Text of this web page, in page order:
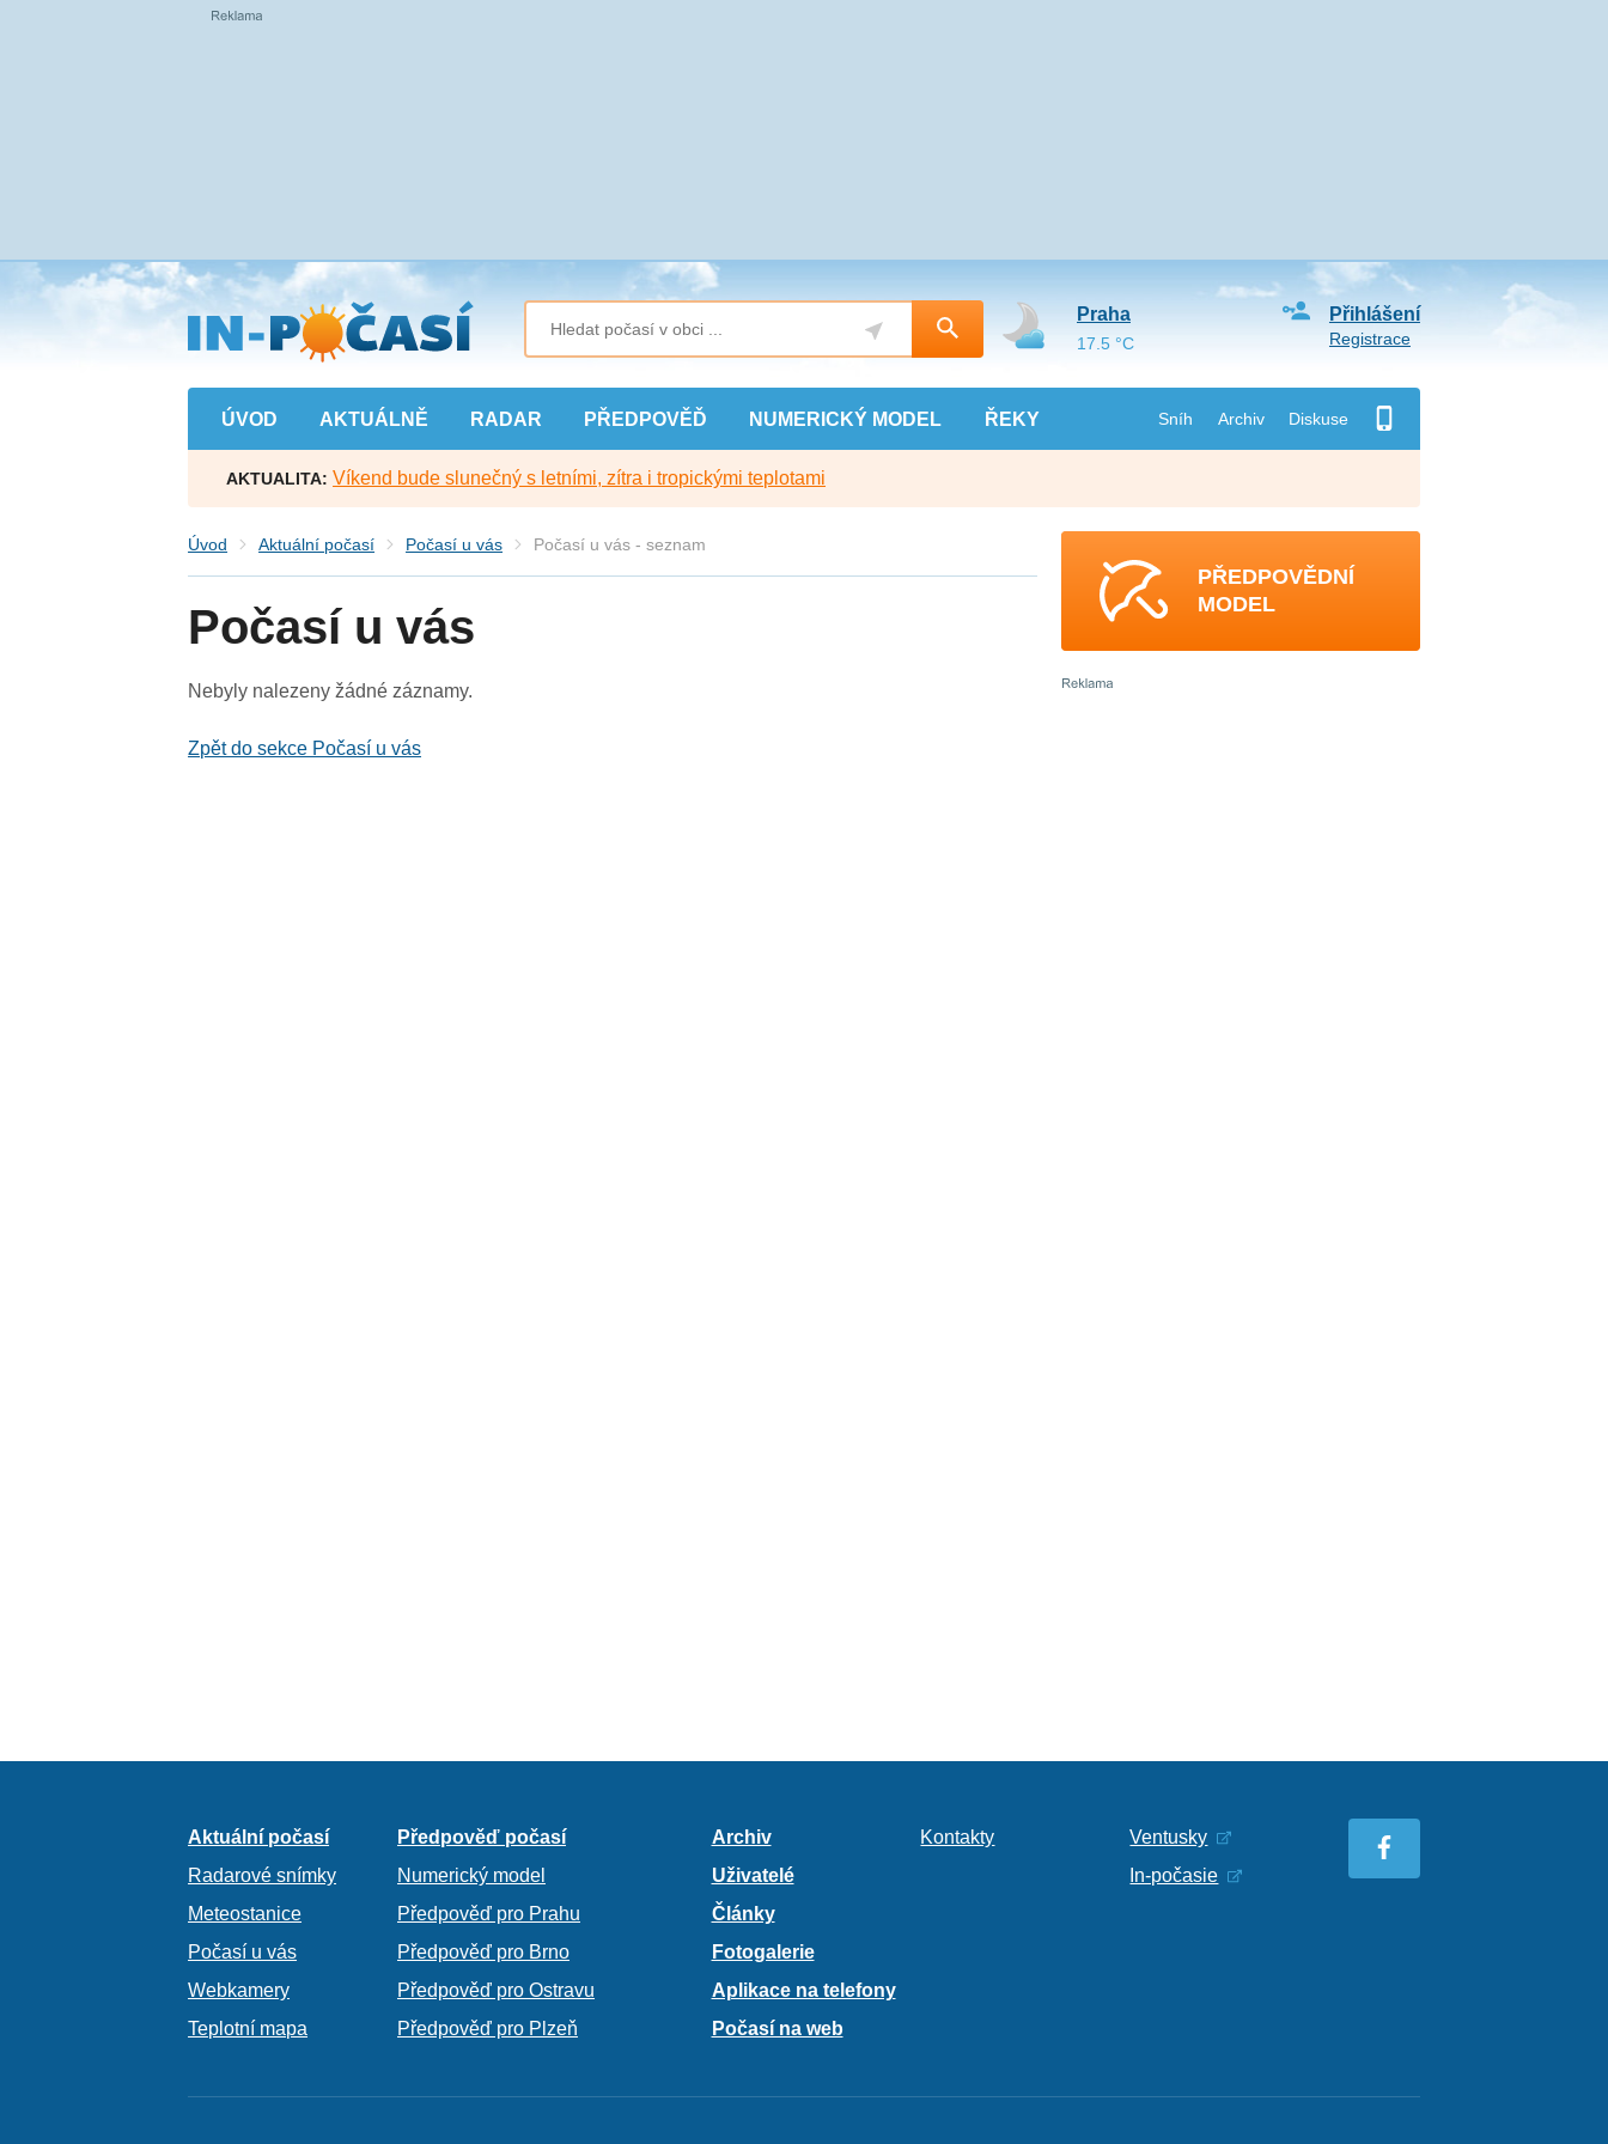
Přejít
na
hlavní
obsah
ÚVOD AKTUÁLNĚ RADAR PŘEDPOVĚĎ NUMERICKÝ MODEL ŘEKY Sníh Archiv Diskuse
Přihlášení
Registrace
Praha
17.5 °C
AKTUALITA: Víkend bude slunečný s letními, zítra i tropickými teplotami
Úvod Aktuální počasí Počasí u vás Počasí u vás - seznam
Počasí u vás
Nebyly nalezeny žádné záznamy.
Zpět do sekce Počasí u vás
PŘEDPOVĚDNÍ
MODEL
Aktuální počasí
Radarové snímky
Meteostanice
Počasí u vás
Webkamery
Teplotní mapa
Předpověď počasí
Numerický model
Předpověď pro Prahu
Předpověď pro Brno
Předpověď pro Ostravu
Předpověď pro Plzeň
Archiv
Uživatelé
Články
Fotogalerie
Aplikace na telefony
Počasí na web
Kontakty
Ventusky
In-počasie